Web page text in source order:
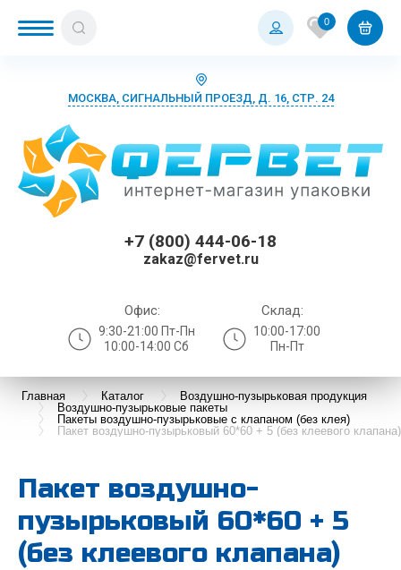
0
МОСКВА, СИГНАЛЬНЫЙ ПРОЕЗД, Д. 16, СТР. 24
+7 (800) 444-06-18
zakaz@fervet.ru
Офис:
9:30-21:00 Пт-Пн
10:00-14:00 Сб
Склад:
10:00-17:00
Пн-Пт
Главная Каталог
Воздушно-пузырьковая продукция
Воздушно-пузырьковые пакеты
Пакеты воздушно-пузырьковые с клапаном (без клея)
Пакет воздушно-пузырьковый 60*60 + 5 (без клеевого клапана)
Пакет воздушно-
пузырьковый 60*60 + 5
(без клеевого клапана)